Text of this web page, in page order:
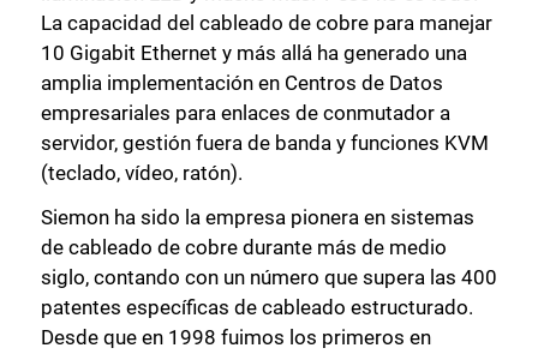
La capacidad del cableado de cobre para manejar
10 Gigabit Ethernet y más allá ha generado una
amplia implementación en Centros de Datos
empresariales para enlaces de conmutador a
servidor, gestión fuera de banda y funciones KVM
(teclado, vídeo, ratón).
Siemon ha sido la empresa pionera en sistemas
de cableado de cobre durante más de medio
siglo, contando con un número que supera las 400
patentes específicas de cableado estructurado.
Desde que en 1998 fuimos los primeros en